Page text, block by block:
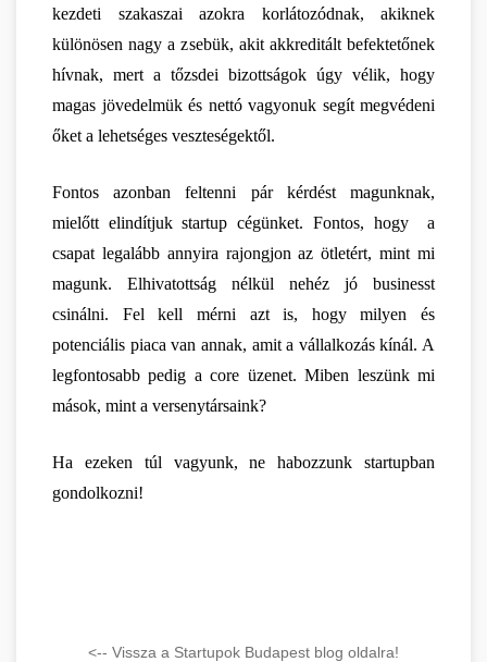
kezdeti szakaszai azokra korlátozódnak, akiknek
különösen nagy a zsebük, akit akkreditált befektetőnek
hívnak, mert a tőzsdei bizottságok úgy vélik, hogy
magas jövedelmük és nettó vagyonuk segít megvédeni
őket a lehetséges veszteségektől.
Fontos azonban feltenni pár kérdést magunknak,
mielőtt elindítjuk startup cégünket. Fontos, hogy  a
csapat legalább annyira rajongjon az ötletért, mint mi
magunk. Elhivatottság nélkül nehéz jó businesst
csinálni. Fel kell mérni azt is, hogy milyen és
potenciális piaca van annak, amit a vállalkozás kínál. A
legfontosabb pedig a core üzenet. Miben leszünk mi
mások, mint a versenytársaink?
Ha ezeken túl vagyunk, ne habozzunk startupban
gondolkozni!
<-- Vissza a Startupok Budapest blog oldalra!